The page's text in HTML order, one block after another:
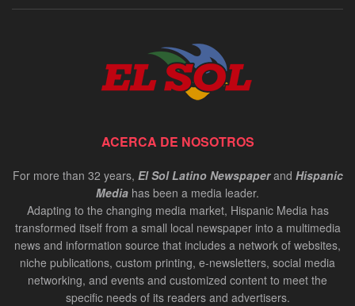
ACERCA DE NOSOTROS
For more than 32 years, El Sol Latino Newspaperand Hispanic
Media has been a media leader.
Adapting to the changing media market, Hispanic Media has
transformed itself from a small local newspaper into a multimedia
news and information source that includes a network of websites,
niche publications, custom printing, e-newsletters, social media
networking, and events and customized content to meet the
specific needs of its readers and advertisers.